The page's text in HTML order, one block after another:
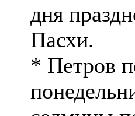
дня
Пасхи.
* Петров